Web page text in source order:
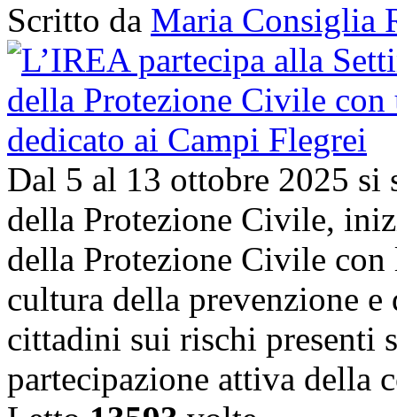
Scritto da Maria Consiglia
Dal 5 al 13 ottobre 2025 si
della Protezione Civile,
della Protezione Civile
cultura della prevenzione
cittadini sui rischi presenti
partecipazione attiva